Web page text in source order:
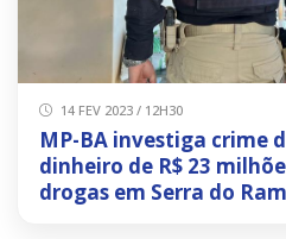
14 FEV 2023 / 12H30
MP-BA investiga crime
dinheiro de R$ 23
drogas em Serra do